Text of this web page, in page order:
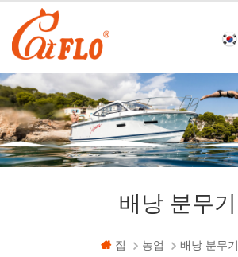
배낭 분무기
집 농업
배낭 분무기